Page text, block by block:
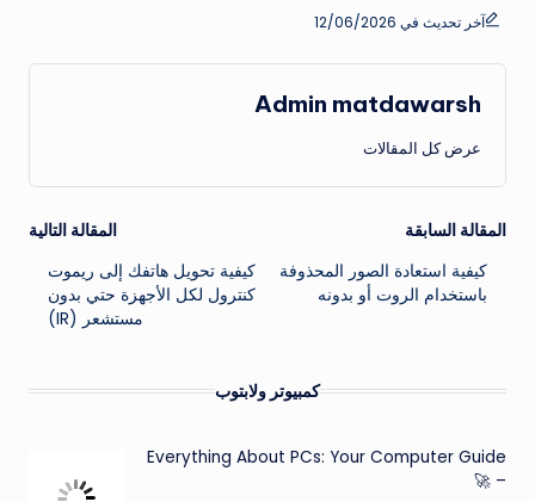
آخر تحديث في 12/06/2026
Admin matdawarsh
عرض كل المقالات
تصفّح
المقالات
المقالة السابقة
كيفية استعادة الصور المحذوفة
باستخدام الروت أو بدونه
المقالة التالية
كيفية تحويل هاتفك إلى ريموت
كنترول لكل الأجهزة حتي بدون
مستشعر (IR)
كمبيوتر ولابتوب
Everything About PCs: Your Computer Guide
– 🚀